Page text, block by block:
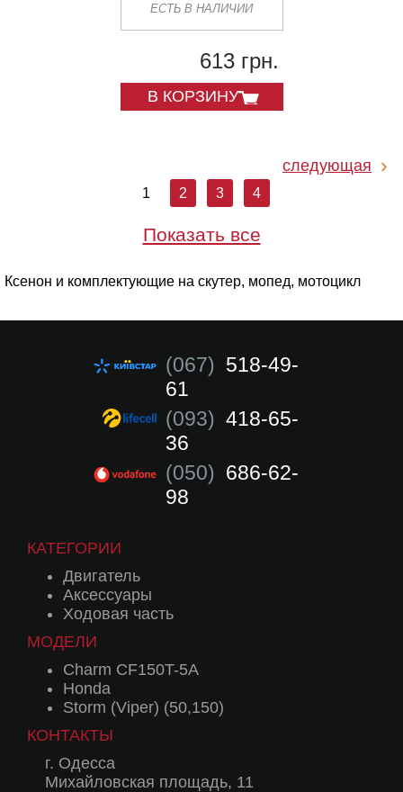
ЕСТЬ В НАЛИЧИИ
613 грн.
В КОРЗИНУ
следующая
1 2 3 4
Показать все
Ксенон и комплектующие на скутер, мопед, мотоцикл
(067) 518-49-
61
(093) 418-65-
36
(050) 686-62-
98
КАТЕГОРИИ
Двигатель
Аксессуары
Ходовая часть
МОДЕЛИ
Charm CF150T-5A
Honda
Storm (Viper) (50,150)
КОНТАКТЫ
г. Одесса
Михайловская площадь, 11